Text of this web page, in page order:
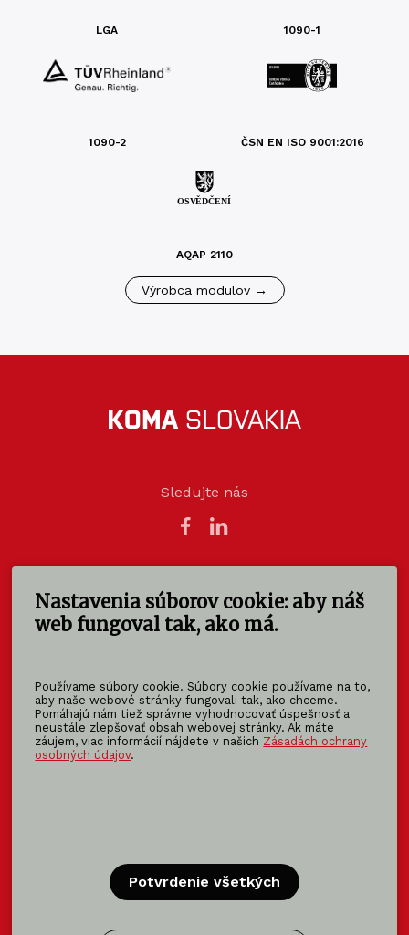
Nastavenia súborov cookie: aby náš
web fungoval tak, ako má.
Používame súbory cookie. Súbory cookie používame na to,
aby naše webové stránky fungovali tak, ako chceme.
Pomáhajú nám tiež správne vyhodnocovať úspešnosť a
neustále zlepšovať obsah webovej stránky. Ak máte
záujem, viac informácií nájdete v našich Zásadách ochrany
osobných údajov.
Potvrdenie všetkých
LGA 1090-1
1090-2 ČSN EN ISO 9001:2016
AQAP 2110
Výrobca modulov →
Sledujte nás
KOMA SLOVAKIA s.r.o.
Štúrova 140
949 01 Nitra - Mlynárce
info@koma-slovakia.sk
+ 421 37 6518 325
Patríme do rodiny KOMA FAMILY